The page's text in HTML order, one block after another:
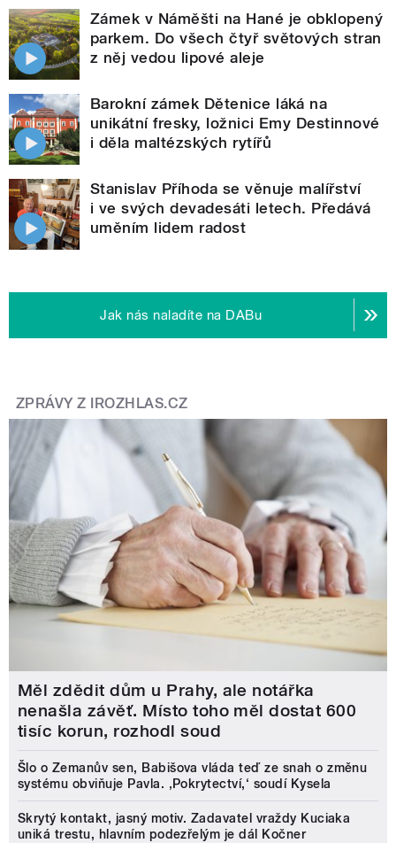
Zámek v Náměšti na Hané je obklopený
parkem. Do všech čtyř světových stran
z něj vedou lipové aleje
Barokní zámek Dětenice láká na
unikátní fresky, ložnici Emy Destinnové
i děla maltézských rytířů
Stanislav Příhoda se věnuje malířství
i ve svých devadesáti letech. Předává
uměním lidem radost
Jak nás naladíte na DABu
ZPRÁVY Z IROZHLAS.CZ
Měl zdědit dům u Prahy, ale notářka
nenašla závěť. Místo toho měl dostat 600
tisíc korun, rozhodl soud
Šlo o Zemanův sen, Babišova vláda teď ze snah o změnu
systému obviňuje Pavla. ‚Pokrytectví,‘ soudí Kysela
Skrytý kontakt, jasný motiv. Zadavatel vraždy Kuciaka
uniká trestu, hlavním podezřelým je dál Kočner